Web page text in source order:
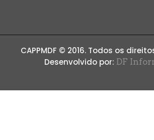
CAPPMDF © 2016. Todos os
Desenvolvido por: DF